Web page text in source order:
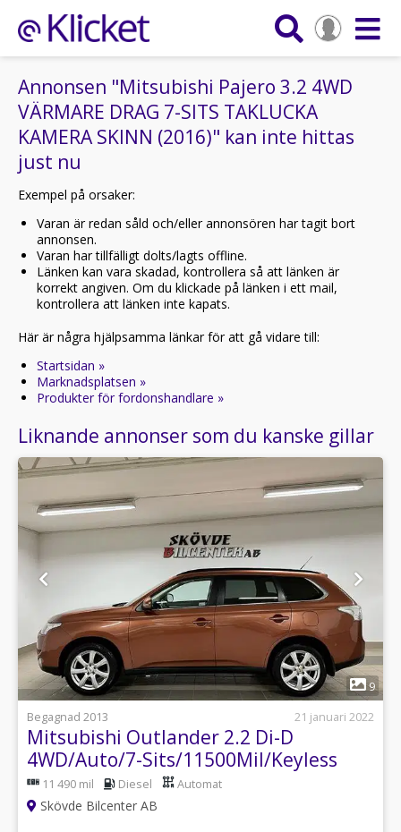
Annonsen "Mitsubishi Pajero 3.2 4WD
VÄRMARE DRAG 7-SITS TAKLUCKA
KAMERA SKINN (2016)" kan inte hittas
just nu
Exempel på orsaker:
Varan är redan såld och/eller annonsören har tagit bort
annonsen.
Varan har tillfälligt dolts/lagts offline.
Länken kan vara skadad, kontrollera så att länken är
korrekt angiven. Om du klickade på länken i ett mail,
kontrollera att länken inte kapats.
Här är några hjälpsamma länkar för att gå vidare till:
Startsidan »
Marknadsplatsen »
Produkter för fordonshandlare »
Liknande annonser som du kanske gillar
1
9
Begagnad 2013
21 januari 2022
Mitsubishi Outlander 2.2 Di-D
4WD/Auto/7-Sits/11500Mil/Keyless
11 490 mil Diesel Automat
Skövde Bilcenter AB